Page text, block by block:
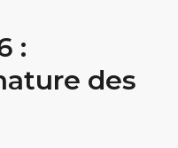
:
des